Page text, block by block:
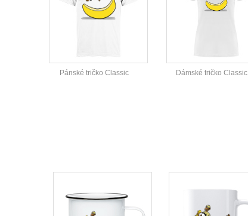
Pánské tričko Classic Dámské tričko Classic